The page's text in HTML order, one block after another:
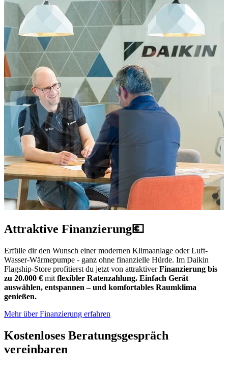
Attraktive Finanzierung💶
Erfülle dir den Wunsch einer modernen Klimaanlage oder Luft-
Wasser-Wärmepumpe - ganz ohne finanzielle Hürde. Im Daikin
Flagship-Store profitierst du jetzt von attraktiverFinanzierung bis
zu 20.000 € mit flexibler Ratenzahlung. Einfach Gerät
auswählen, entspannen – und komfortables Raumklima
genießen.
Mehr über Finanzierung erfahren
Kostenloses Beratungsgespräch
vereinbaren